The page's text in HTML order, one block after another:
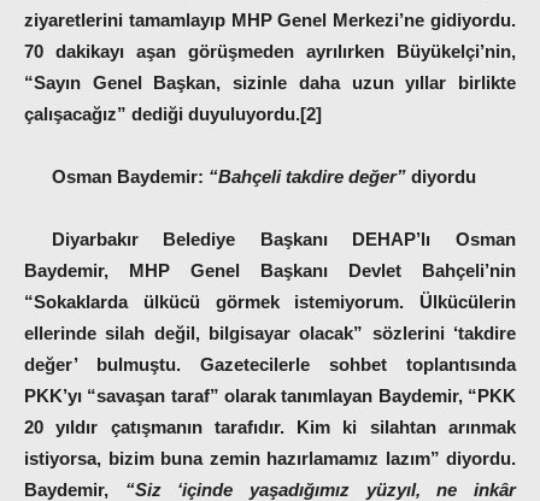
ziyaretlerini tamamlayıp MHP Genel Merkezi’ne gidiyordu.
70 dakikayı aşan görüşmeden ayrılırken Büyükelçi’nin,
“Sayın Genel Başkan, sizinle daha uzun yıllar birlikte
çalışacağız” dediği duyuluyordu.[2]
Osman Baydemir: “Bahçeli takdire değer”diyordu
Diyarbakır Belediye Başkanı DEHAP’lı Osman
Baydemir, MHP Genel Başkanı Devlet Bahçeli’nin
“Sokaklarda ülkücü görmek istemiyorum. Ülkücülerin
ellerinde silah değil, bilgisayar olacak” sözlerini ‘takdire
değer’ bulmuştu. Gazetecilerle sohbet toplantısında
PKK’yı “savaşan taraf” olarak tanımlayan Baydemir, “PKK
20 yıldır çatışmanın tarafıdır. Kim ki silahtan arınmak
istiyorsa, bizim buna zemin hazırlamamız lazım” diyordu.
Baydemir, “Siz ‘içinde yaşadığımız yüzyıl, ne inkâr